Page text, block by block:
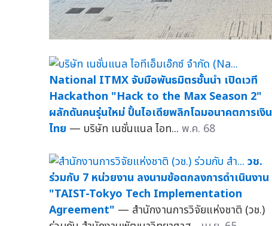
National ITMX จับมือพันธมิตรชั้นนำ เปิดเวที
Hackathon "Hack to the Max Season 2"
ผลักดันคนรุ่นใหม่ ปั้นไอเดียพลิกโฉมอนาคตการเงิน
ไทย — บริษัท เนชั่นแนล ไอท... พ.ค. 68
วช.
ร่วมกับ 7 หน่วยงาน ลงนามข้อตกลงการดำเนินงาน
"TAIST-Tokyo Tech Implementation
Agreement" — สำนักงานการวิจัยแห่งชาติ (วช.)